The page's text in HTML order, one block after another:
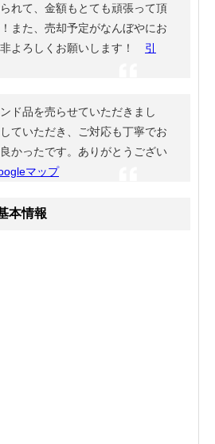
れて、金額もとても頑張って頂
また、売却予定がなんぼやにお
よろしくお願いします！ 引
ド品を売らせていただきまし
ていただき、ご対応も丁寧でお
かったです。ありがとうござい
マップ
本情報